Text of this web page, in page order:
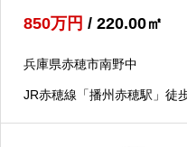
850万円 / 220.00㎡
兵庫県赤穂市南野中
JR赤穂線「播州赤穂駅」徒